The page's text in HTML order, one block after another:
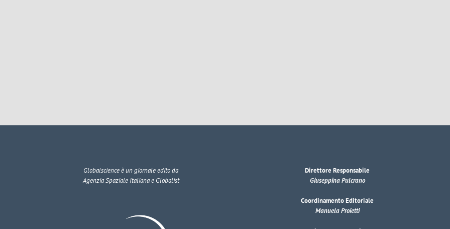
Globalscienceè un giornale edito da
Agenzia Spaziale Italiana e Globalist
Direttore Responsabile
Giuseppina Pulcrano
Coordinamento Editoriale
Manuela Proietti